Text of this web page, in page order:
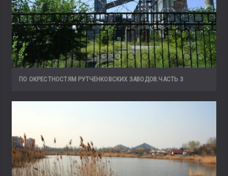
ПО ОКРЕСТНОСТЯМ РУТЧЕНКОВСКИХ ЗАВОДОВ.ЧАСТЬ 3